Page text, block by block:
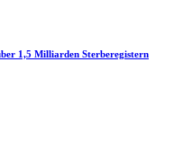
1,5 Milliarden Sterberegistern